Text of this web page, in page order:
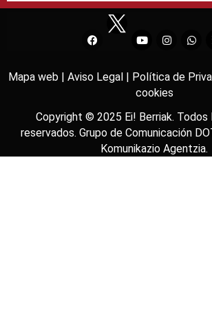
Mapa web | Aviso Legal | Política de
cookies
Copyright © 2025 Ei! Berriak. Todos
reservados. Grupo de Comunicación
Komunikazio Agentzia.